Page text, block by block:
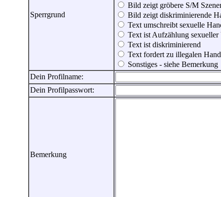
Sperrgrund
Bild zeigt gröbere S/M
Bild zeigt diskriminierende
Text umschreibt sexuelle
Text ist Aufzählung sexueller
Text ist diskriminierend
Text fordert zu illegalen
Sonstiges - siehe Bemerkung
Dein Profilname:
Dein Profilpasswort:
Bemerkung